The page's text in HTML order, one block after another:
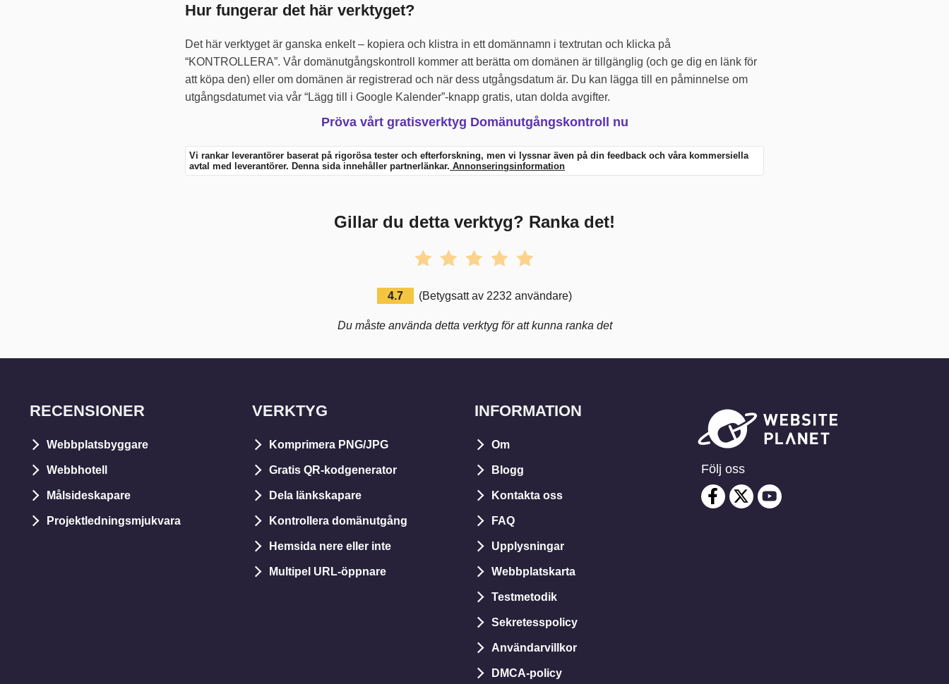
Hur fungerar det här verktyget?
Det här verktyget är ganska enkelt – kopiera och klistra in ett domännamn i textrutan och klicka på
“KONTROLLERA”. Vår domänutgångskontroll kommer att berätta om domänen är tillgänglig (och ge dig en länk för
att köpa den) eller om domänen är registrerad och när dess utgångsdatum är. Du kan lägga till en påminnelse om
utgångsdatumet via vår “Lägg till i Google Kalender”-knapp gratis, utan dolda avgifter.
Pröva vårt gratisverktyg Domänutgångskontroll nu
Vi rankar leverantörer baserat på rigorösa tester och efterforskning, men vi lyssnar även på din feedback och våra kommersiella
avtal med leverantörer. Denna sida innehåller partnerlänkar. Annonseringsinformation
Gillar du detta verktyg? Ranka det!
4.7 (Betygsatt av 2232 användare)
Du måste använda detta verktyg för att kunna ranka det
RECENSIONER
Webbplatsbyggare
Webbhotell
Målsideskapare
Projektledningsmjukvara
VERKTYG
Komprimera PNG/JPG
Gratis QR-kodgenerator
Dela länkskapare
Kontrollera domänutgång
Hemsida nere eller inte
Multipel URL-öppnare
INFORMATION
Om
Blogg
Kontakta oss
FAQ
Upplysningar
Webbplatskarta
Testmetodik
Sekretesspolicy
Användarvillkor
DMCA-policy
Följ oss